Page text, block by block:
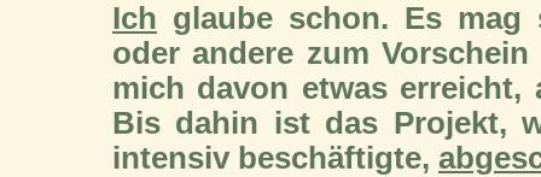
Ich glaube schon. Es
oder andere zum
mich davon etwas
Bis dahin ist das Projekt,
intensiv beschäftigte,